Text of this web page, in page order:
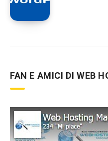
FAN E AMICI DI WEB